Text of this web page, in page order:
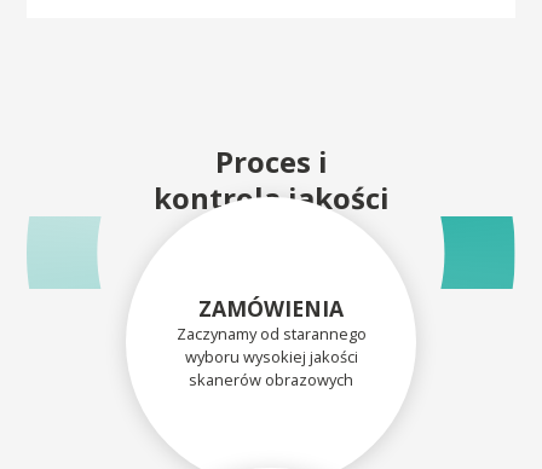
Proces i
kontrola jakości
ZAMÓWIENIA
Zaczynamy od starannego
wyboru wysokiej jakości
skanerów obrazowych